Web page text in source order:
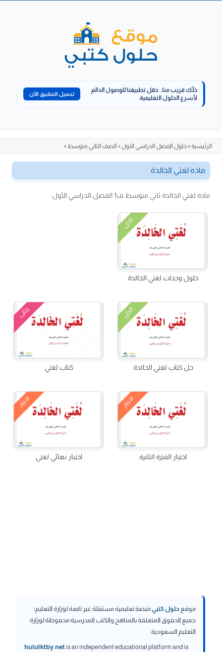
خلّك قريب منا.. حمّل تطبيقنا للوصول الدائم
لأسرع الحلول التعليمية.
تحميل التطبيق الآن
الرئيسية»حلول الفصل الدراسي الاول» الصف الثاني متوسط»
ماده لغتي الخالدة
مادة لغتي الخالدة ثاني متوسط ف1 الفصل الدراسي الأول
الحل
حلول وحدات لغتي الخالدة
الحل
حل كتاب لغتي الخالدة
كتاب
كتاب لغتي
اختبار
اختبار الفترة الثانية
اختبار
اختبار نهائي لغتي
موقع حلول كتبي منصة تعليمية مستقلة غير تابعة لوزارة التعليم؛
جميع الحقوق المتعلقة بالمناهج والكتب المدرسية محفوظة لوزارة
التعليم السعودية.
hululktby.netis an independent educational platform and is